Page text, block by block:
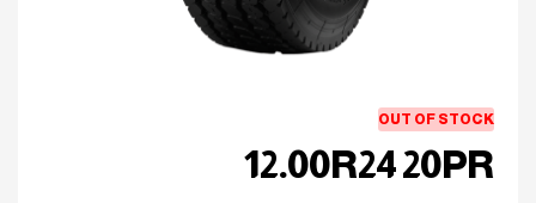
OUT OF STOCK
12.00R24 20PR